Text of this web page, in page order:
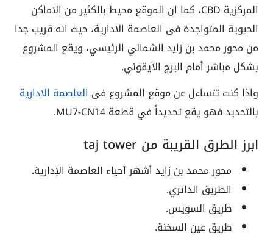
المركزية CBD، كما ان الموقع محيط بالكثير من الاماكن
الحيوية المتواجدة فى العاصمة الادارية، حيث انه قريب جدا
من محور محمد بن زايد الشمالي الرئيسي، ويقع المشروع
بشكل مباشر أمام البرج الأيقوني.
واذا كنت تتساءل عن موقع المشروع فى العاصمة الادارية
بالتحديد فهو يقع تحديداً في قطعة MU7-CN14.
ابرز الطرق القريبة من taj tower
محور محمد بن زايد أشهر أحياء العاصمة الإدارية.
الطريق الدائري.
طريق السويس.
طريق عين السخنة.